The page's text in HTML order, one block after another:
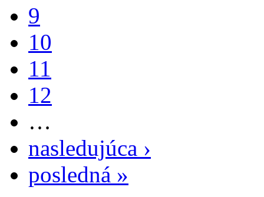
9
10
11
12
…
nasledujúca ›
posledná »